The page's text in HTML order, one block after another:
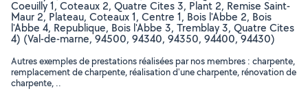
Coeuilly 1, Coteaux 2, Quatre Cites 3, Plant 2, Remise Saint-
Maur 2, Plateau, Coteaux 1, Centre 1, Bois l'Abbe 2, Bois
l'Abbe 4, Republique, Bois l'Abbe 3, Tremblay 3, Quatre Cites
4) (Val-de-marne, 94500, 94340, 94350, 94400, 94430)
Autres exemples de prestations réalisées par nos membres : charpente,
remplacement de charpente, réalisation d'une charpente, rénovation de
charpente, ..